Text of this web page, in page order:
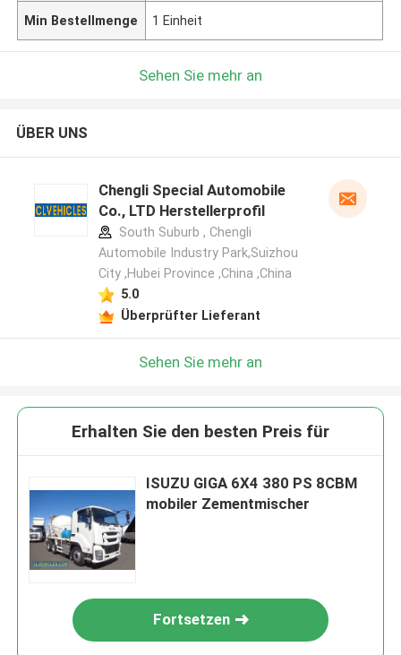
Min Bestellmenge 1 Einheit
Sehen Sie mehr an
ÜBER UNS
Chengli Special Automobile
Co., LTD Herstellerprofil
South Suburb , Chengli
Automobile Industry Park,Suizhou
City ,Hubei Province ,China ,China
5.0
Überprüfter Lieferant
Sehen Sie mehr an
Erhalten Sie den besten Preis für
ISUZU GIGA 6X4 380 PS 8CBM
mobiler Zementmischer
Fortsetzen